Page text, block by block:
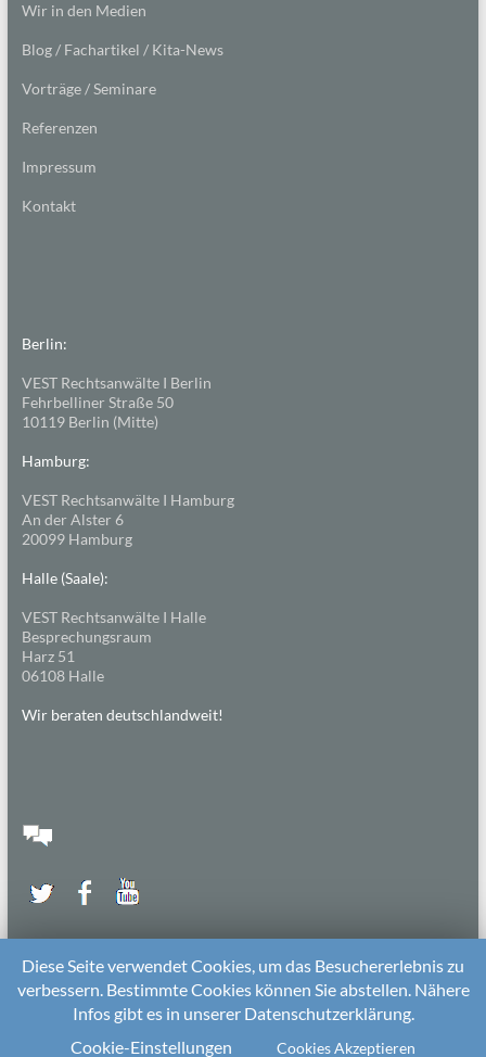
Wir in den Medien
Blog / Fachartikel / Kita-News
Vorträge / Seminare
Referenzen
Impressum
Kontakt
Berlin:
VEST Rechtsanwälte I Berlin
Fehrbelliner Straße 50
10119 Berlin (Mitte)
Hamburg:
VEST Rechtsanwälte I Hamburg
An der Alster 6
20099 Hamburg
Halle (Saale):
VEST Rechtsanwälte I Halle
Besprechungsraum
Harz 51
06108 Halle
Wir beraten deutschlandweit!
2026 beiDie KitarechtlerUnterstützt von:WordPress. Theme: Spacious von
ThemeGrill
Diese Seite verwendet Cookies, um das Besuchererlebnis zu
verbessern. Bestimmte Cookies können Sie abstellen. Nähere
Infos gibt es in unserer Datenschutzerklärung.
Cookie-Einstellungen
Cookies Akzeptieren